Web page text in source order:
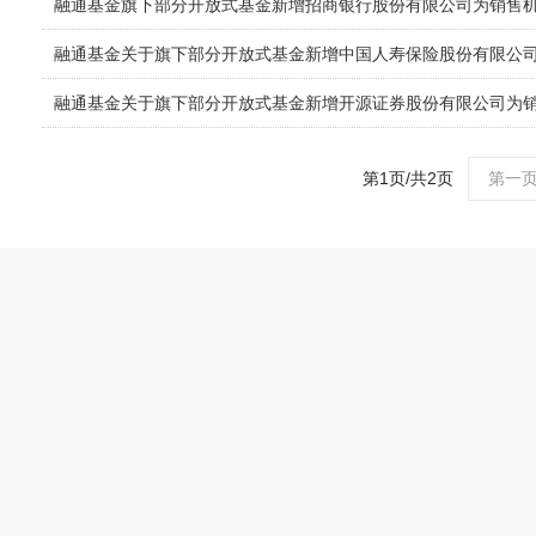
融通基金旗下部分开放式基金新增招商银行股份有限公司为销售
融通基金关于旗下部分开放式基金新增中国人寿保险股份有限公
融通基金关于旗下部分开放式基金新增开源证券股份有限公司为
第1页/共2页 第一